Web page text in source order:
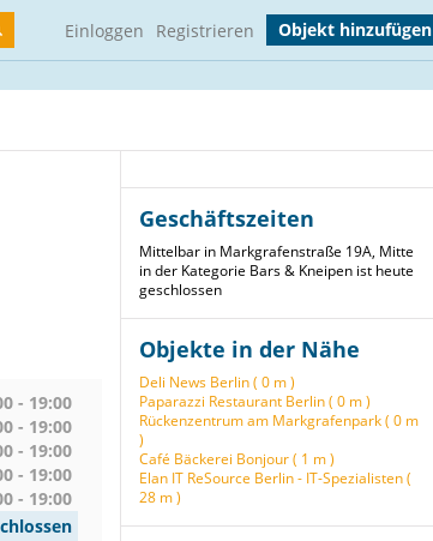
Einloggen Registrieren Objekt hinzufügen
- 19:00
- 19:00
- 19:00
- 19:00
- 19:00
Geschäftszeiten
Mittelbar in Markgrafenstraße 19A, Mitte
in der Kategorie Bars & Kneipen ist heute
geschlossen
Objekte in der Nähe
Deli News Berlin ( 0 m )
Paparazzi Restaurant Berlin ( 0 m )
Rückenzentrum am Markgrafenpark ( 0 m
)
Café Bäckerei Bonjour ( 1 m )
Elan IT ReSource Berlin - IT-Spezialisten (
28 m )